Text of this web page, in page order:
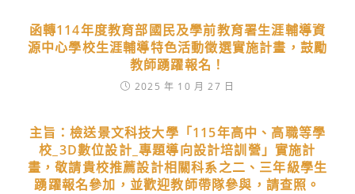
函轉114年度教育部國民及學前教育署生涯輔導資
源中心學校生涯輔導特色活動徵選實施計畫，鼓勵
教師踴躍報名！
2025 年 10 月 27 日
主旨：檢送景文科技大學「115年高中、高職等學
校_3D數位設計_專題導向設計培訓營」實施計
畫，敬請貴校推薦設計相關科系之二、三年級學生
踴躍報名參加，並歡迎教師帶隊參與，請查照。